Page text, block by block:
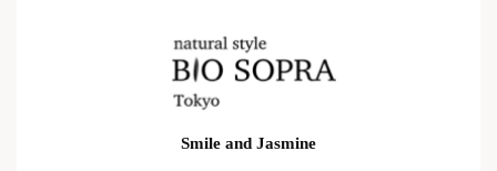
Smile and Jasmine